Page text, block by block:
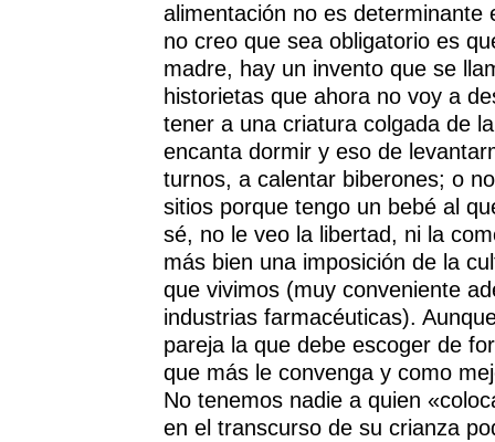
alimentación no es determinante
no creo que sea obligatorio es
madre, hay un invento que se
historietas que ahora no voy a
tener a una criatura colgada de
encanta dormir y eso de
turnos, a calentar biberones; o
sitios porque tengo un bebé al
sé, no le veo la libertad, ni la
más bien una imposición de la
que vivimos (muy conveniente
industrias farmacéuticas).
pareja la que debe escoger de
que más le convenga y como
No tenemos nadie a quien
en el transcurso de su crianza